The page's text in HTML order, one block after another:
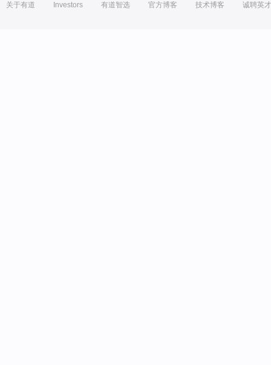
关于有道 Investors 有道智选 官方博客 技术博客 诚聘英才